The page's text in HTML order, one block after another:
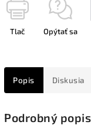
Tlač Opýtať sa
Popis Diskusia
Podrobný popis